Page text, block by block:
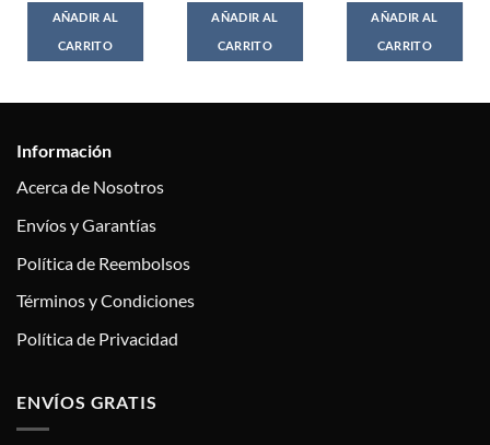
AÑADIR AL
CARRITO
AÑADIR AL
CARRITO
AÑADIR AL
CARRITO
Información
Acerca de Nosotros
Envíos y Garantías
Política de Reembolsos
Términos y Condiciones
Política de Privacidad
ENVÍOS GRATIS